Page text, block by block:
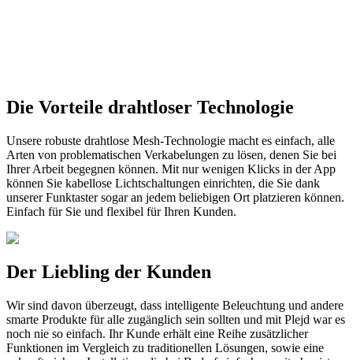
Die Vorteile drahtloser Technologie
Unsere robuste drahtlose Mesh-Technologie macht es einfach, alle
Arten von problematischen Verkabelungen zu lösen, denen Sie bei
Ihrer Arbeit begegnen können. Mit nur wenigen Klicks in der App
können Sie kabellose Lichtschaltungen einrichten, die Sie dank
unserer Funktaster sogar an jedem beliebigen Ort platzieren können.
Einfach für Sie und flexibel für Ihren Kunden.
Der Liebling der Kunden
Wir sind davon überzeugt, dass intelligente Beleuchtung und andere
smarte Produkte für alle zugänglich sein sollten und mit Plejd war es
noch nie so einfach. Ihr Kunde erhält eine Reihe zusätzlicher
Funktionen im Vergleich zu traditionellen Lösungen, sowie eine